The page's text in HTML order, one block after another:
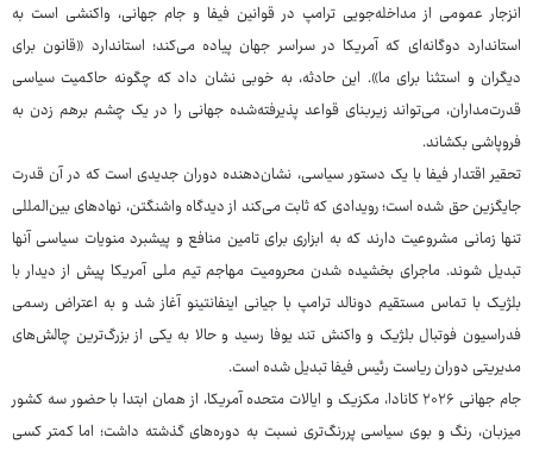
انزجار عمومی از مداخله‌جویی ترامپ در قوانین فیفا و جام جهانی، واکنشی است به
استاندارد دوگانه‌ای که آمریکا در سراسر جهان پیاده می‌کند؛ استاندارد «قانون برای
دیگران و استثنا برای ما». این حادثه، به خوبی نشان داد که چگونه حاکمیت سیاسی
قدرت‌مداران، می‌تواند زیربنای قواعد پذیرفته‌شده جهانی را در یک چشم برهم‌ زدن به
فروپاشی بکشاند.
تحقیر اقتدار فیفا با یک دستور سیاسی، نشان‌دهنده دوران جدیدی است که در آن قدرت
جایگزین حق شده است؛ رویدادی که ثابت می‌کند از دیدگاه واشنگتن، نهادهای بین‌المللی
تنها زمانی مشروعیت دارند که به ابزاری برای تامین منافع و پیشبرد منویات سیاسی آنها
تبدیل شوند. ماجرای بخشیده شدن محرومیت مهاجم تیم ملی آمریکا پیش از دیدار با
بلژیک با تماس مستقیم دونالد ترامپ با جیانی اینفانتینو آغاز شد و به اعتراض رسمی
فدراسیون فوتبال بلژیک و واکنش تند یوفا رسید و حالا به یکی از بزرگ‌ترین چالش‌های
مدیریتی دوران ریاست رئیس فیفا تبدیل شده است.
جام جهانی ۲۰۲۶ کانادا، مکزیک و ایالات متحده آمریکا، از همان ابتدا با حضور سه کشور
میزبان، رنگ و بوی سیاسی پررنگ‌تری نسبت به دوره‌های گذشته داشت؛ اما کمتر کسی